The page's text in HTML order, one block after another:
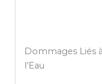
Dommages Liés à
l’Eau